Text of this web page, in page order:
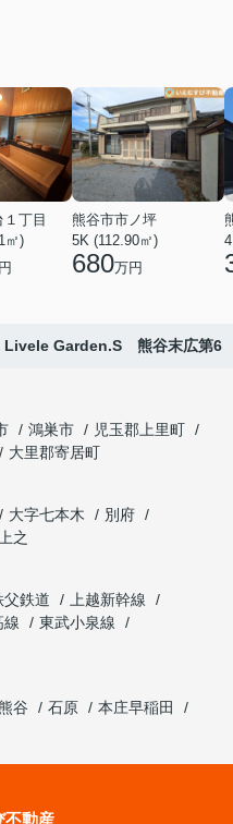
１丁目
㎡)
熊谷市市ノ坪
5K (112.90㎡)
680万円
Livele Garden.S 熊谷末広第6
鴻巣市
児玉郡上里町
大里郡寄居町
大字七本木
別府
上之
父鉄道
上越新幹線
線
東武小泉線
谷 石原
本庄早稲田
不動産